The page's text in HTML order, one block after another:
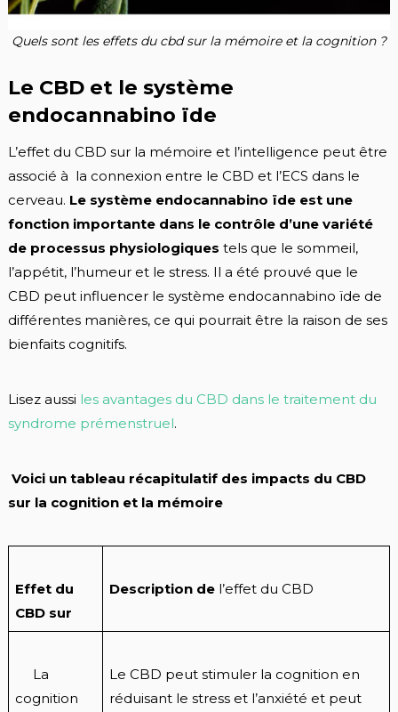
Quels sont les effets du cbd sur la mémoire et la cognition ?
Le CBD et le système
endocannabino ïde
L’effet du CBD sur la mémoire et l’intelligence peut être
associé à la connexion entre le CBD et l’ECS dans le
cerveau. Le système endocannabino ïde est une
fonction importante dans le contrôle d’une variété
de processus physiologiques tels que le sommeil,
l’appétit, l’humeur et le stress. Il a été prouvé que le
CBD peut influencer le système endocannabino ïde de
différentes manières, ce qui pourrait être la raison de ses
bienfaits cognitifs.
Lisez aussi les avantages du CBD dans le traitement du
syndrome prémenstruel.
Voici un tableau récapitulatif des impacts du CBD
sur la cognition et la mémoire
Effet du
CBD sur
Description de l’effet du CBD
La
cognition
Le CBD peut stimuler la cognition en
réduisant le stress et l’anxiété et peut